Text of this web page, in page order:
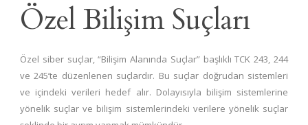
Özel Bilişim Suçları
Özel siber suçlar, “Bilişim Alanında Suçlar” başlıklı TCK 243, 244
ve 245’te düzenlenen suçlardır. Bu suçlar doğrudan sistemleri
ve içindeki verileri hedef alır. Dolayısıyla bilişim sistemlerine
yönelik suçlar ve bilişim sistemlerindeki verilere yönelik suçlar